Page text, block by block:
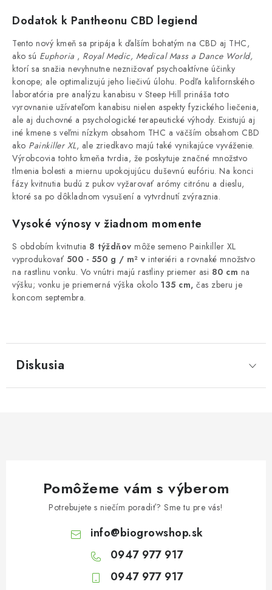
Dodatok k Pantheonu CBD legiend
Tento nový kmeň sa pripája k ďalším bohatým na CBD aj THC,
ako sú Euphoria , Royal Medic, Medical Mass a Dance World,
ktorí sa snažia nevyhnutne neznižovať psychoaktívne účinky
konope; ale optimalizujú jeho liečivú úlohu. Podľa kalifornského
laboratória pre analýzu kanabisu v Steep Hill prináša toto
vyrovnanie užívateľom kanabisu nielen aspekty fyzického liečenia,
ale aj duchovné a psychologické terapeutické výhody. Existujú aj
iné kmene s veľmi nízkym obsahom THC a väčším obsahom CBD
ako Painkiller XL, ale zriedkavo majú také vynikajúce vyváženie.
Výrobcovia tohto kmeňa tvrdia, že poskytuje značné množstvo
tlmenia bolesti a miernu upokojujúcu duševnú eufóriu. Na konci
fázy kvitnutia budú z pukov vyžarovať arómy citrónu a dieslu,
ktoré sa po dôkladnom vysušení a vytvrdnutí zvýraznia.
Vysoké výnosy v žiadnom momente
S obdobím kvitnutia 8 týždňov môže semeno Painkiller XL
vyprodukovať 500 - 550 g / m² v interiéri a rovnaké množstvo
na rastlinu vonku. Vo vnútri majú rastliny priemer asi 80 cm na
výšku; vonku je priemerná výška okolo 135 cm, čas zberu je
koncom septembra.
Diskusia
Pomôžeme vám s výberom
Potrebujete s niečím poradiť? Sme tu pre vás!
info@biogrowshop.sk
0947 977 917
0947 977 917